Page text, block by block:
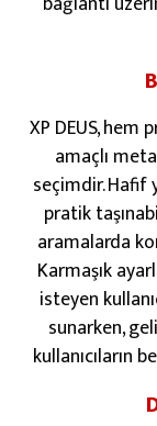
XP DEUS, hem
amaçlı
seçimdir. Hafif
pratik
aramalarda
Karmaşık
isteyen
sunarken,
kullanıcıların